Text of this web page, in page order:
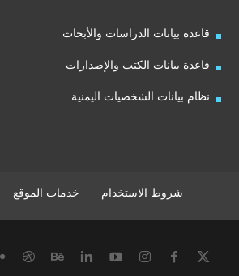
قاعدة بيانات الدراسات والأبحاث
قاعدة بيانات الكتب والإصدارات
نظام بيانات الشخصيات اليمنية
شروط الاستخدام خدمات الموقع